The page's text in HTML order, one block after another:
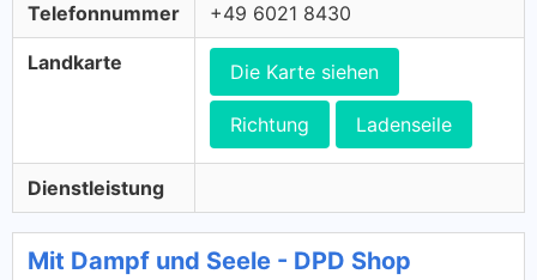
Telefonnummer +49 6021 8430
Landkarte Die Karte siehen
Richtung Ladenseile
Dienstleistung
Mit Dampf und Seele - DPD Shop